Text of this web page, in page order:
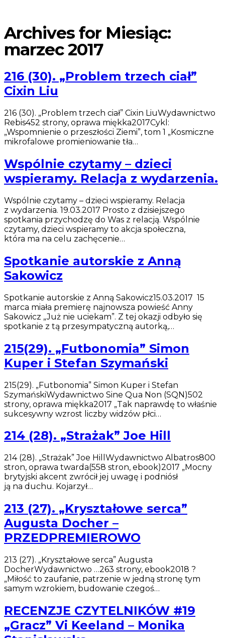
Archives for Miesiąc:
marzec 2017
216 (30). „Problem trzech ciał”
Cixin Liu
216 (30). „Problem trzech ciał” Cixin LiuWydawnictwo
Rebis452 strony, oprawa miękka2017Cykl:
„Wspomnienie o przeszłości Ziemi”, tom 1 „Kosmiczne
mikrofalowe promieniowanie tła…
Wspólnie czytamy – dzieci
wspieramy. Relacja z wydarzenia.
Wspólnie czytamy – dzieci wspieramy. Relacja
z wydarzenia. 19.03.2017 Prosto z dzisiejszego
spotkania przychodzę do Was z relacją. Wspólnie
czytamy, dzieci wspieramy to akcja społeczna,
która ma na celu zachęcenie…
Spotkanie autorskie z Anną
Sakowicz
Spotkanie autorskie z Anną Sakowicz15.03.2017 15
marca miała premierę najnowsza powieść Anny
Sakowicz „Już nie uciekam”. Z tej okazji odbyło się
spotkanie z tą przesympatyczną autorką,…
215(29). „Futbonomia” Simon
Kuper i Stefan Szymański
215(29). „Futbonomia” Simon Kuper i Stefan
SzymańskiWydawnictwo Sine Qua Non (SQN)502
strony, oprawa miękka2017 „Tak naprawdę to właśnie
sukcesywny wzrost liczby widzów płci…
214 (28). „Strażak” Joe Hill
214 (28). „Strażak” Joe HillWydawnictwo Albatros800
stron, oprawa twarda(558 stron, ebook)2017 „Mocny
brytyjski akcent zwrócił jej uwagę i podniósł
ją na duchu. Kojarzył…
213 (27). „Kryształowe serca”
Augusta Docher –
PRZEDPREMIEROWO
213 (27). „Kryształowe serca” Augusta
DocherWydawnictwo …263 strony, ebook2018 ?
„Miłość to zaufanie, patrzenie w jedną stronę tym
samym wzrokiem, budowanie czegoś…
RECENZJE CZYTELNIKÓW #19
„Gracz” Vi Keeland – Monika